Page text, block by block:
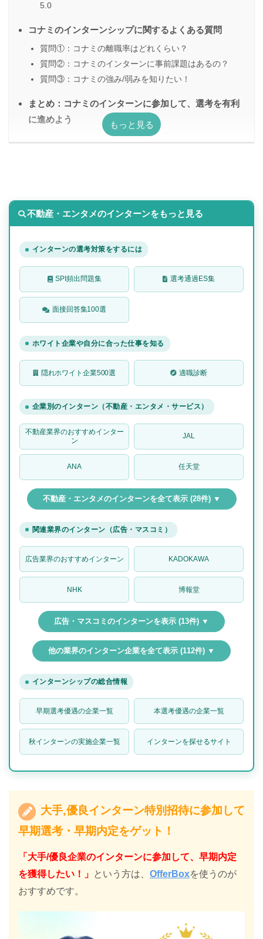
5.0
コナミのインターンシップに関するよくある質問
質問①：コナミの離職率はどれくらい？
質問②：コナミのインターンに事前課題はあるの？
質問③：コナミの強み/弱みを知りたい！
まとめ：コナミのインターンに参加して、選考を有利
に進めよう
不動産・エンタメのインターンをもっと見る
インターンの選考対策をするには
SPI頻出問題集 選考通過ES集
面接回答集100選
ホワイト企業や自分に合った仕事を知る
隠れホワイト企業500選 適職診断
企業別のインターン（不動産・エンタメ・サービス）
不動産業界のおすすめインター
ン
JAL
ANA 任天堂
不動産・エンタメのインターンを全て表示 (28件) ▼
関連業界のインターン（広告・マスコミ）
広告業界のおすすめインターン KADOKAWA
NHK 博報堂
広告・マスコミのインターンを表示 (13件) ▼
他の業界のインターン企業を全て表示 (112件) ▼
インターンシップの総合情報
早期選考優遇の企業一覧 本選考優遇の企業一覧
秋インターンの実施企業一覧 インターンを探せるサイト
大手,優良インターン特別招待に参加して
早期選考・早期内定をゲット！
「大手/優良企業のインターンに参加して、早期内定
を獲得したい！」 という方は、 OfferBoxを使うのが
おすすめです。